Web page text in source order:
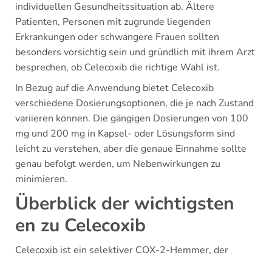
individuellen Gesundheitssituation ab. Ältere
Patienten, Personen mit zugrunde liegenden
Erkrankungen oder schwangere Frauen sollten
besonders vorsichtig sein und gründlich mit ihrem Arzt
besprechen, ob Celecoxib die richtige Wahl ist.
In Bezug auf die Anwendung bietet Celecoxib
verschiedene Dosierungsoptionen, die je nach Zustand
variieren können. Die gängigen Dosierungen von 100
mg und 200 mg in Kapsel- oder Lösungsform sind
leicht zu verstehen, aber die genaue Einnahme sollte
genau befolgt werden, um Nebenwirkungen zu
minimieren.
Überblick der wichtigsten
en zu Celecoxib
Celecoxib ist ein selektiver COX-2-Hemmer, der